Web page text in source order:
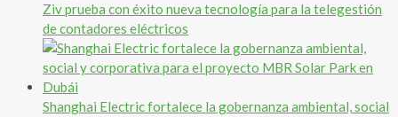
Ziv prueba con éxito nueva tecnología para la telegestión
de contadores eléctricos
Shanghai Electric fortalece la gobernanza ambiental, social